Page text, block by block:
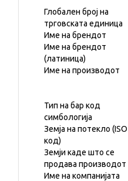
Глобален број на
трговската единица
Име на брендот
Име на брендот
(латиница)
Име на производот
Тип на бар код
симбологија
Земја на потекло (ISO
код)
Земји каде што се
продава производот
Име на компанијата